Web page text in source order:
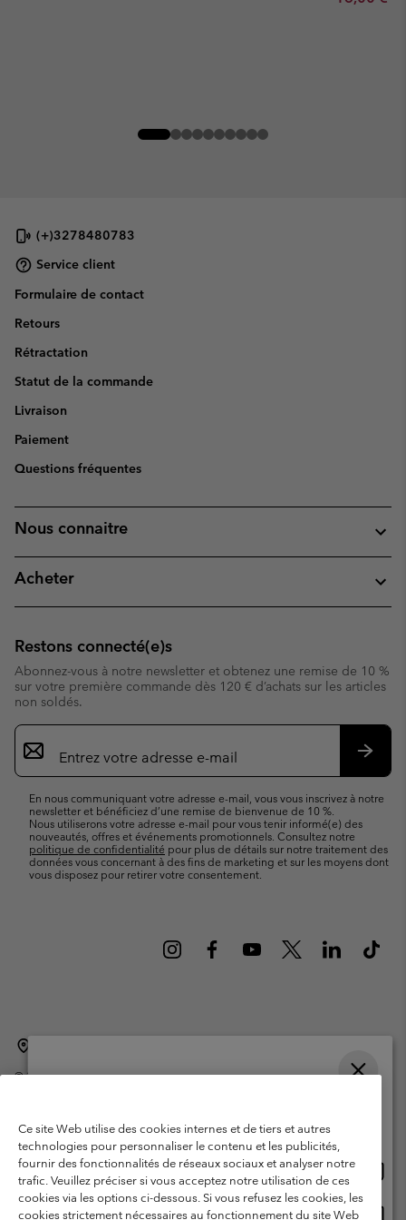
(+)3278480783
Service client
Formulaire de contact
Retours
Rétractation
Statut de la commande
Livraison
Paiement
Questions fréquentes
Nous connaitre
Acheter
Restons connecté(e)s
Abonnez-vous à notre newsletter et obtenez une remise de 10 %
sur votre première commande dès 120 € d’achats sur les articles
non soldés.
Inscription
par
e-
En nous communiquant votre adresse e-mail, vous vous inscrivez à notre
newsletter et bénéficiez d’une remise de bienvenue de 10 %.
Nous utiliserons votre adresse e-mail pour vous tenir informé(e) des
nouveautés, offres et événements promotionnels. Consultez notre
politique de confidentialité pour plus de détails sur notre traitement des
données vous concernant à des fins de marketing et sur les moyens dont
vous disposez pour retirer votre consentement.
©2026Columbia Sportswear International Sarl. Avenue des Morgines, 12
Garanties Légales
Politique de confidentialité
Conditions d'utilisation - Membres
Conditions D'utilisation - Contenu généré par l'utilisateur
Impressum
Ce site Web utilise des cookies internes et de tiers et autres
technologies pour personnaliser le contenu et les publicités,
fournir des fonctionnalités de réseaux sociaux et analyser notre
trafic. Veuillez préciser si vous acceptez notre utilisation de ces
cookies via les options ci-dessous. Si vous refusez les cookies, les
cookies strictement nécessaires au fonctionnement du site Web
Achats en ligne disponibles
United States
ligne
Belgium-English